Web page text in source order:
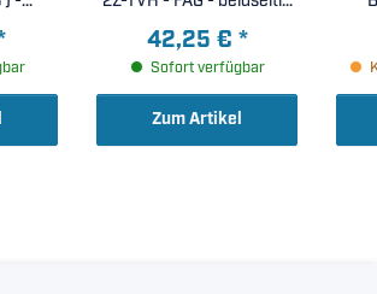
)
Stahldeckscheiben,
Polyamidkäfig (
30x62x23,8mm )
42,25 € *
Sofort verfügbar
Zum Artikel